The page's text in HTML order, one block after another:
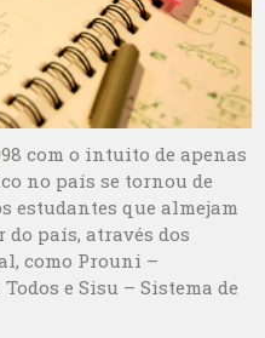
com o intuito de apenas
no país se tornou de
estudantes que almejam
país, através dos
como Prouni –
e Sisu – Sistema de